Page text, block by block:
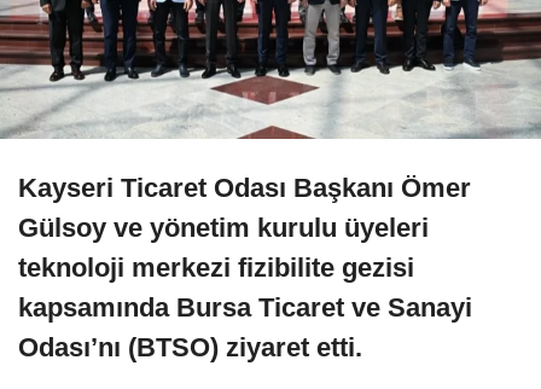
Kayseri Ticaret Odası Başkanı Ömer
Gülsoy ve yönetim kurulu üyeleri
teknoloji merkezi fizibilite gezisi
kapsamında Bursa Ticaret ve Sanayi
Odası’nı (BTSO) ziyaret etti.